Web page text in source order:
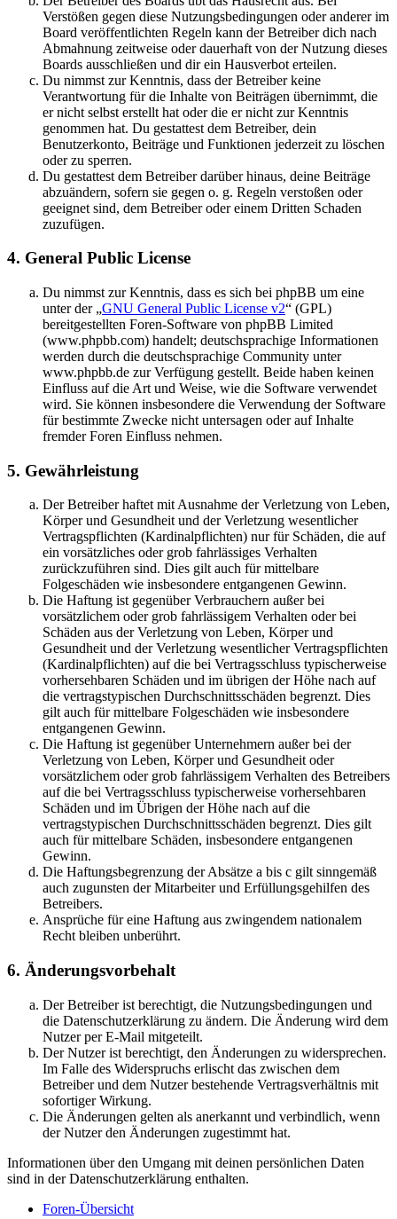
Verstößen gegen diese Nutzungsbedingungen oder anderer im
Board veröffentlichten Regeln kann der Betreiber dich nach
Abmahnung zeitweise oder dauerhaft von der Nutzung dieses
Boards ausschließen und dir ein Hausverbot erteilen.
Du nimmst zur Kenntnis, dass der Betreiber keine
Verantwortung für die Inhalte von Beiträgen übernimmt, die
er nicht selbst erstellt hat oder die er nicht zur Kenntnis
genommen hat. Du gestattest dem Betreiber, dein
Benutzerkonto, Beiträge und Funktionen jederzeit zu löschen
oder zu sperren.
Du gestattest dem Betreiber darüber hinaus, deine Beiträge
abzuändern, sofern sie gegen o. g. Regeln verstoßen oder
geeignet sind, dem Betreiber oder einem Dritten Schaden
zuzufügen.
4. General Public License
Du nimmst zur Kenntnis, dass es sich bei phpBB um eine
unter der „GNU General Public License v2“ (GPL)
bereitgestellten Foren-Software von phpBB Limited
(www.phpbb.com) handelt; deutschsprachige Informationen
werden durch die deutschsprachige Community unter
www.phpbb.de zur Verfügung gestellt. Beide haben keinen
Einfluss auf die Art und Weise, wie die Software verwendet
wird. Sie können insbesondere die Verwendung der Software
für bestimmte Zwecke nicht untersagen oder auf Inhalte
fremder Foren Einfluss nehmen.
5. Gewährleistung
Der Betreiber haftet mit Ausnahme der Verletzung von Leben,
Körper und Gesundheit und der Verletzung wesentlicher
Vertragspflichten (Kardinalpflichten) nur für Schäden, die auf
ein vorsätzliches oder grob fahrlässiges Verhalten
zurückzuführen sind. Dies gilt auch für mittelbare
Folgeschäden wie insbesondere entgangenen Gewinn.
Die Haftung ist gegenüber Verbrauchern außer bei
vorsätzlichem oder grob fahrlässigem Verhalten oder bei
Schäden aus der Verletzung von Leben, Körper und
Gesundheit und der Verletzung wesentlicher Vertragspflichten
(Kardinalpflichten) auf die bei Vertragsschluss typischerweise
vorhersehbaren Schäden und im übrigen der Höhe nach auf
die vertragstypischen Durchschnittsschäden begrenzt. Dies
gilt auch für mittelbare Folgeschäden wie insbesondere
entgangenen Gewinn.
Die Haftung ist gegenüber Unternehmern außer bei der
Verletzung von Leben, Körper und Gesundheit oder
vorsätzlichem oder grob fahrlässigem Verhalten des Betreibers
auf die bei Vertragsschluss typischerweise vorhersehbaren
Schäden und im Übrigen der Höhe nach auf die
vertragstypischen Durchschnittsschäden begrenzt. Dies gilt
auch für mittelbare Schäden, insbesondere entgangenen
Gewinn.
Die Haftungsbegrenzung der Absätze a bis c gilt sinngemäß
auch zugunsten der Mitarbeiter und Erfüllungsgehilfen des
Betreibers.
Ansprüche für eine Haftung aus zwingendem nationalem
Recht bleiben unberührt.
6. Änderungsvorbehalt
Der Betreiber ist berechtigt, die Nutzungsbedingungen und
die Datenschutzerklärung zu ändern. Die Änderung wird dem
Nutzer per E-Mail mitgeteilt.
Der Nutzer ist berechtigt, den Änderungen zu widersprechen.
Im Falle des Widerspruchs erlischt das zwischen dem
Betreiber und dem Nutzer bestehende Vertragsverhältnis mit
sofortiger Wirkung.
Die Änderungen gelten als anerkannt und verbindlich, wenn
der Nutzer den Änderungen zugestimmt hat.
Informationen über den Umgang mit deinen persönlichen Daten
sind in der Datenschutzerklärung enthalten.
Foren-Übersicht